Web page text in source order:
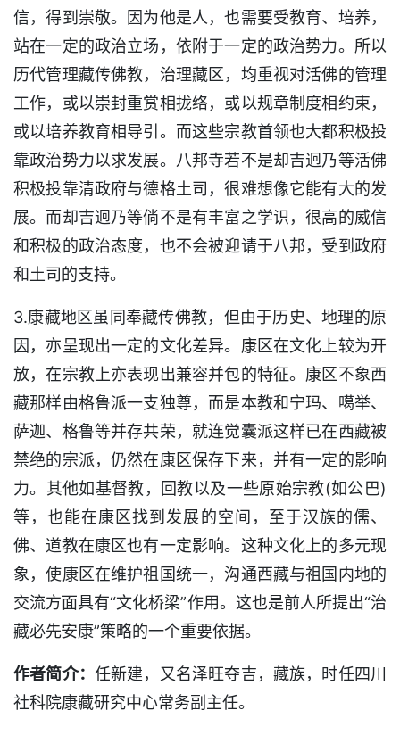
信，得到崇敬。因为他是人，也需要受教育、培养，
站在一定的政治立场，依附于一定的政治势力。所以
历代管理藏传佛教，治理藏区，均重视对活佛的管理
工作，或以崇封重赏相拢络，或以规章制度相约束，
或以培养教育相导引。而这些宗教首领也大都积极投
靠政治势力以求发展。八邦寺若不是却吉迥乃等活佛
积极投靠清政府与德格土司，很难想像它能有大的发
展。而却吉迥乃等倘不是有丰富之学识，很高的威信
和积极的政治态度，也不会被迎请于八邦，受到政府
和土司的支持。
3.康藏地区虽同奉藏传佛教，但由于历史、地理的原
因，亦呈现出一定的文化差异。康区在文化上较为开
放，在宗教上亦表现出兼容并包的特征。康区不象西
藏那样由格鲁派一支独尊，而是本教和宁玛、噶举、
萨迦、格鲁等并存共荣，就连觉囊派这样已在西藏被
禁绝的宗派，仍然在康区保存下来，并有一定的影响
力。其他如基督教，回教以及一些原始宗教(如公巴)
等，也能在康区找到发展的空间，至于汉族的儒、
佛、道教在康区也有一定影响。这种文化上的多元现
象，使康区在维护祖国统一，沟通西藏与祖国内地的
交流方面具有“文化桥梁”作用。这也是前人所提出“治
藏必先安康”策略的一个重要依据。
作者简介： 任新建，又名泽旺夺吉，藏族，时任四川
社科院康藏研究中心常务副主任。